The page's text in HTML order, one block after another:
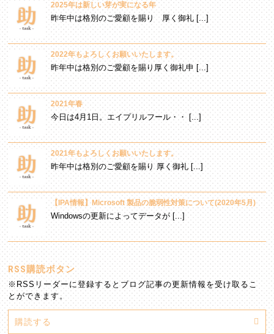
2025年は新しい芽が実になる年
昨年中は格別のご愛顧を賜り 厚く御礼 [...]
2022年もよろしくお願いいたします。
昨年中は格別のご愛顧を賜り厚く御礼申 [...]
2021年春
今日は4月1日。エイプリルフール・・ [...]
2021年もよろしくお願いいたします。
昨年中は格別のご愛顧を賜り 厚く御礼 [...]
【IPA情報】Microsoft 製品の脆弱性対策について(2020年5月)
Windowsの更新によってデータが [...]
RSS購読ボタン
※RSSリーダーに登録するとブログ記事の更新情報を受け取るこ
とができます。
購読する